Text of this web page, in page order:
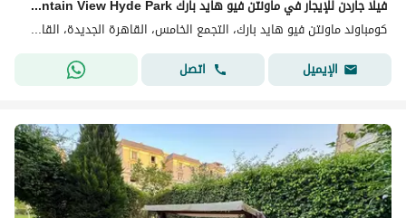
فيلا جاردن للإيجار في ماونتن فيو هايد بارك Mountain View Hyde Park حديقة خاصة وتصميم مميز ومساحات واسعة داخل كمبوند متكامل الخدمات والأمن
كومباوند ماونتن فيو هايد بارك، التجمع الخامس، القاهرة الجديدة، القاهرة
الإيميل
اتصل